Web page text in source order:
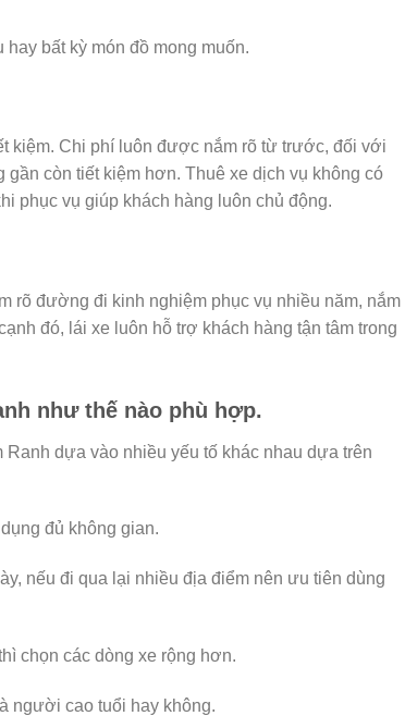
bất kỳ món đồ mong muốn.
kiệm. Chi phí luôn được nắm rõ từ trước, đối với
còn tiết kiệm hơn. Thuê xe dịch vụ không có
phục vụ giúp khách hàng luôn chủ động.
rõ đường đi kinh nghiệm phục vụ nhiều năm, nắm
đó, lái xe luôn hỗ trợ khách hàng tận tâm trong
như thế nào phù hợp.
dựa vào nhiều yếu tố khác nhau dựa trên
đủ không gian.
nếu đi qua lại nhiều địa điểm nên ưu tiên dùng
chọn các dòng xe rộng hơn.
người cao tuổi hay không.